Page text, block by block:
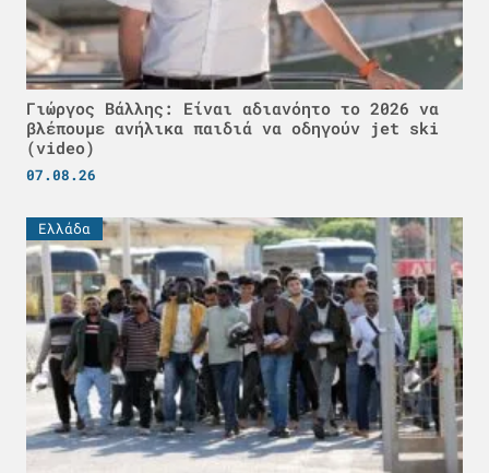
Γιώργος Βάλλης: Είναι αδιανόητο το 2026 να
βλέπουμε ανήλικα παιδιά να οδηγούν jet ski
(video)
07.08.26
Ελλάδα